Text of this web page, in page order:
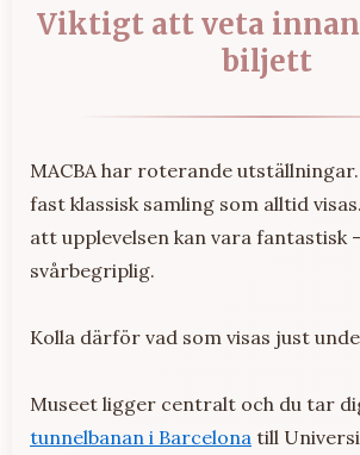
Viktigt att veta
biljett
MACBA har roterande
fast klassisk samling som alltid
att upplevelsen kan vara fantastisk
svårbegriplig.
Kolla därför vad som visas just
Museet ligger centralt och du tar
tunnelbanan i Barcelona till